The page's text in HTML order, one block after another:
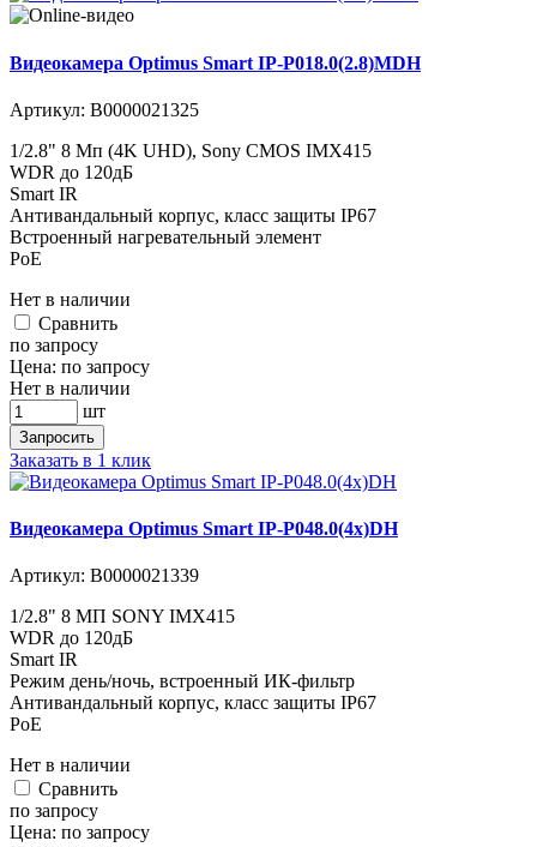
Видеокамера Optimus Smart IP-P018.0(2.8)MDH
Артикул: В0000021325
1/2.8" 8 Мп (4K UHD), Sony CMOS IMX415
WDR до 120дБ
Smart IR
Антивандальный корпус, класс защиты IР67
Встроенный нагревательный элемент
PoE
Нет в наличии
Cравнить
по запросу
Цена: по запросу
Нет в наличии
шт
Запросить
Заказать в 1 клик
Видеокамера Optimus Smart IP-P048.0(4x)DH
Артикул: В0000021339
1/2.8" 8 МП SONY IMX415
WDR до 120дБ
Smart IR
Режим день/ночь, встроенный ИК-фильтр
Антивандальный корпус, класс защиты IР67
PoE
Нет в наличии
Cравнить
по запросу
Цена: по запросу